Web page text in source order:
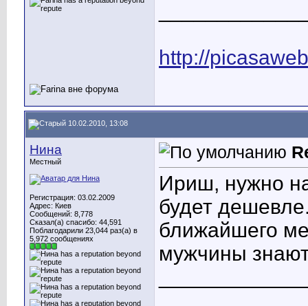
http://
10.02.2010, 13:08
Нина
Местный
Регистрация: 03.02.2009
Адрес: Киев
Сообщений: 8,778
Сказал(а) спасибо: 44,591
Поблагодарили 23,044 раз(а) в
5,972 сообщениях
Ириш, нужно
будет
ближайшего
мужчины